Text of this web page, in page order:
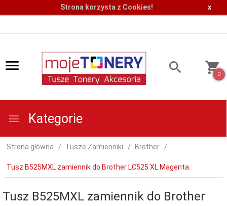
Strona korzysta z Cookies! x
0
Kategorie
Strona główna Tusze Zamienniki Brother
Tusz B525MXL zamiennik do Brother LC525 XL Magenta
Tusz B525MXL zamiennik do Brother